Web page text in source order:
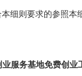
细则要求的参照本
务基地免费创业